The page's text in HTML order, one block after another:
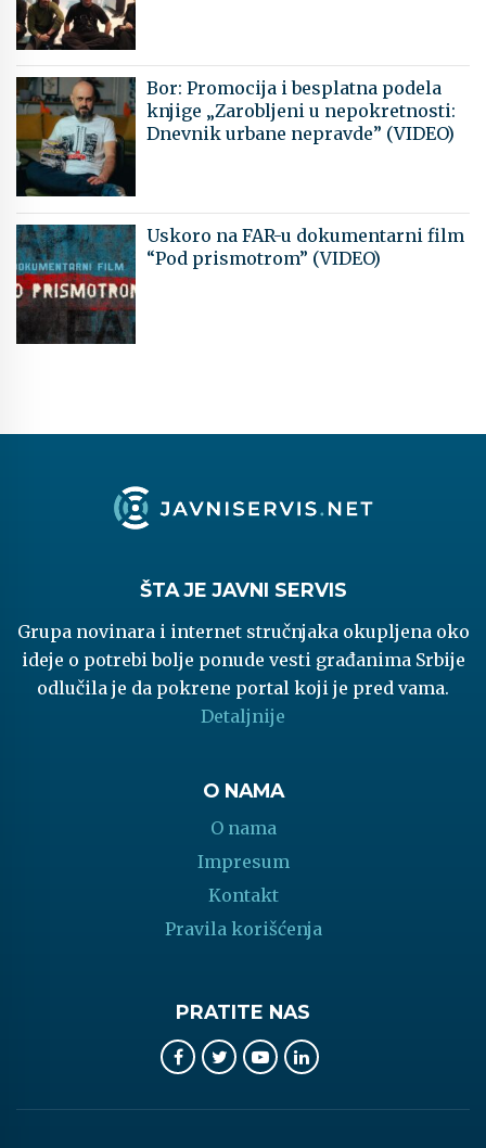
Bor: Promocija i besplatna podela
knjige „Zarobljeni u nepokretnosti:
Dnevnik urbane nepravde” (VIDEO)
Uskoro na FAR-u dokumentarni film
“Pod prismotrom” (VIDEO)
ŠTA JE JAVNI SERVIS
Grupa novinara i internet stručnjaka okupljena oko
ideje o potrebi bolje ponude vesti građanima Srbije
odlučila je da pokrene portal koji je pred vama.
Detaljnije
O NAMA
O nama
Impresum
Kontakt
Pravila korišćenja
PRATITE NAS